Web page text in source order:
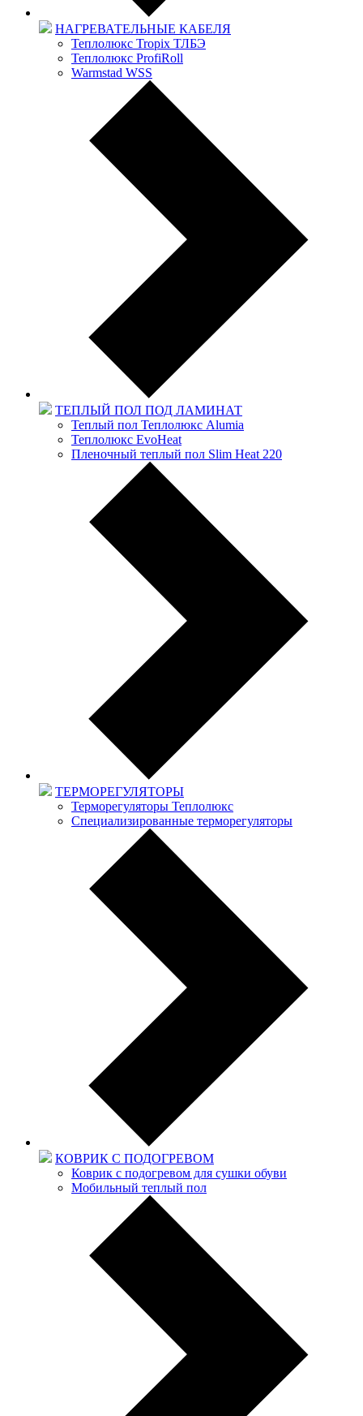
НАГРЕВАТЕЛЬНЫЕ КАБЕЛЯ
Теплолюкс Tropix ТЛБЭ
Теплолюкс ProfiRoll
Warmstad WSS
ТЕПЛЫЙ ПОЛ ПОД ЛАМИНАТ
Теплый пол Теплолюкс Alumia
Теплолюкс EvoHeat
Пленочный теплый пол Slim Heat 220
ТЕРМОРЕГУЛЯТОРЫ
Терморегуляторы Теплолюкс
Специализированные терморегуляторы
КОВРИК С ПОДОГРЕВОМ
Коврик с подогревом для сушки обуви
Мобильный теплый пол